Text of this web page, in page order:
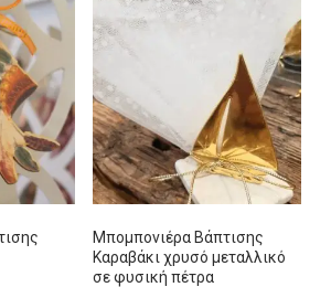
Μπομπονιέρα Βάπτισης
Καραβάκι χρυσό μεταλλικό
σε φυσική πέτρα